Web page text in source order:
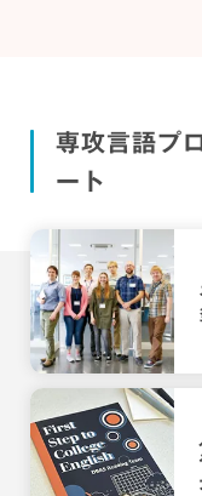
専攻言語プ
ート
が暮らしてきた
方などを直に学
大学での英語の
英米語学科の教
業を実施してい
学習方法を身に
状態で入学を迎
成。毎週実施さ
コミュニケーシ
げします。
容、組織マネジ
トなどについて
現力の習得をめ
第二言語習得（
るために、第二
得（SLA）の研
授業との関係性